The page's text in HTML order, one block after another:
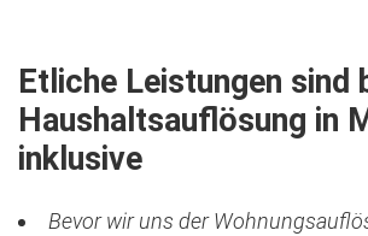
Etliche Leistungen sind
Haushaltsauflösung in
inklusive
Bevor wir uns der